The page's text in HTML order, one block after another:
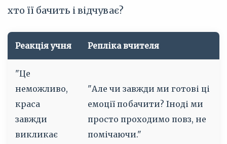
хто її бачить і відчуває?
Реакція учня Репліка вчителя
"Це
неможливо,
краса
завжди
викликає
"Але чи завжди ми готові ці
емоції побачити? Іноді ми
просто проходимо повз, не
помічаючи."